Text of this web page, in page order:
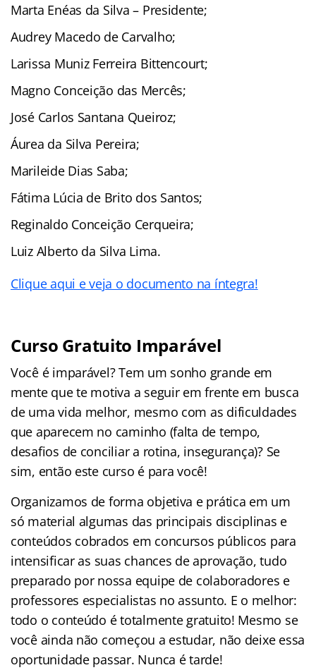
Marta Enéas da Silva – Presidente;
Audrey Macedo de Carvalho;
Larissa Muniz Ferreira Bittencourt;
Magno Conceição das Mercês;
José Carlos Santana Queiroz;
Áurea da Silva Pereira;
Marileide Dias Saba;
Fátima Lúcia de Brito dos Santos;
Reginaldo Conceição Cerqueira;
Luiz Alberto da Silva Lima.
Clique aqui e veja o documento na íntegra!
Curso Gratuito Imparável
Você é imparável? Tem um sonho grande em
mente que te motiva a seguir em frente em busca
de uma vida melhor, mesmo com as dificuldades
que aparecem no caminho (falta de tempo,
desafios de conciliar a rotina, insegurança)? Se
sim, então este curso é para você!
Organizamos de forma objetiva e prática em um
só material algumas das principais disciplinas e
conteúdos cobrados em concursos públicos para
intensificar as suas chances de aprovação, tudo
preparado por nossa equipe de colaboradores e
professores especialistas no assunto. E o melhor:
todo o conteúdo é totalmente gratuito! Mesmo se
você ainda não começou a estudar, não deixe essa
oportunidade passar. Nunca é tarde!